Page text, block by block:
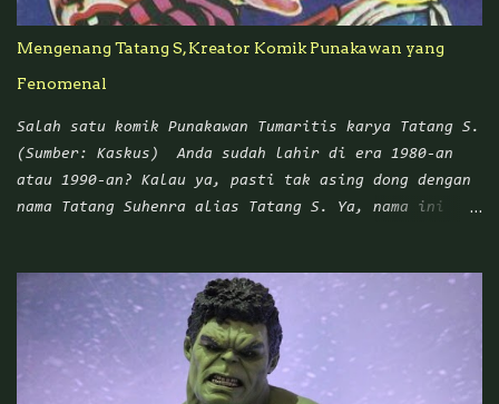
Mengenang Tatang S, Kreator Komik Punakawan yang
Fenomenal
Salah satu komik Punakawan Tumaritis karya Tatang S.
(Sumber: Kaskus) Anda sudah lahir di era 1980-an
atau 1990-an? Kalau ya, pasti tak asing dong dengan
nama Tatang Suhenra alias Tatang S. Ya, nama ini
Gareng, Bagong, dan Semar. Dalam sejarah pewayangan
di Nusantara, Punakawan digambarkan sebagai karakter
asli Jawa yang muncul di tengah cerita untuk
menghibur penonton sekaligus memberikan nasihat atau
wejangan yang bisa diterapkan di kehidupan sehari-